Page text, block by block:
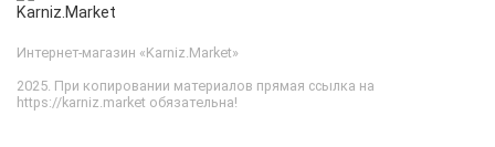
Интернет-магазин «Karniz.Market»
2025. При копировании материалов прямая ссылка на
https://karniz.market обязательна!